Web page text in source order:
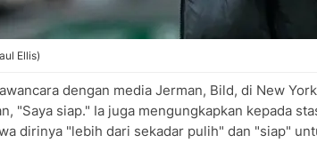
Ellis)
dengan media Jerman, Bild, di New
"Saya siap." Ia juga mengungkapkan kepada
dirinya "lebih dari sekadar pulih" dan "siap"